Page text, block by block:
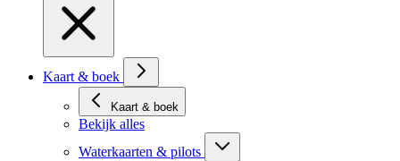
Kaart & boek
Kaart & boek
Bekijk alles
Waterkaarten & pilots